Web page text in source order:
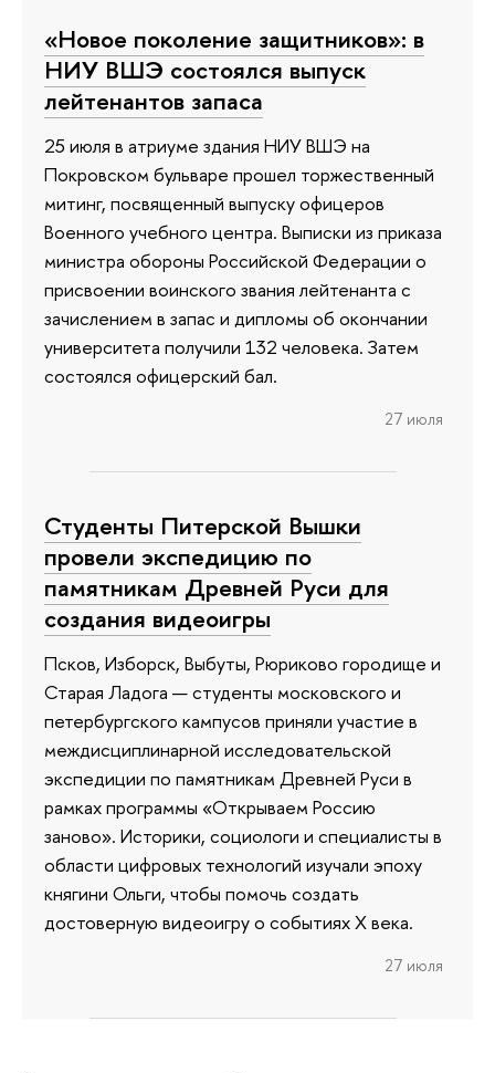
«Новое поколение защитников»: в
НИУ ВШЭ состоялся выпуск
лейтенантов запаса
25 июля в атриуме здания НИУ ВШЭ на
Покровском бульваре прошел торжественный
митинг, посвященный выпуску офицеров
Военного учебного центра. Выписки из приказа
министра обороны Российской Федерации о
присвоении воинского звания лейтенанта с
зачислением в запас и дипломы об окончании
университета получили 132 человека. Затем
состоялся офицерский бал.
27 июля
Студенты Питерской Вышки
провели экспедицию по
памятникам Древней Руси для
создания видеоигры
Псков, Изборск, Выбуты, Рюриково городище и
Старая Ладога — студенты московского и
петербургского кампусов приняли участие в
междисциплинарной исследовательской
экспедиции по памятникам Древней Руси в
рамках программы «Открываем Россию
заново». Историки, социологи и специалисты в
области цифровых технологий изучали эпоху
княгини Ольги, чтобы помочь создать
достоверную видеоигру о событиях X века.
27 июля